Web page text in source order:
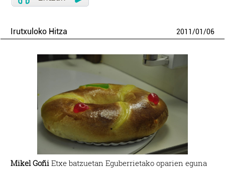
Irutxuloko Hitza 2011/01/06
Mikel GoñiEtxe batzuetan Eguberrietako oparien eguna